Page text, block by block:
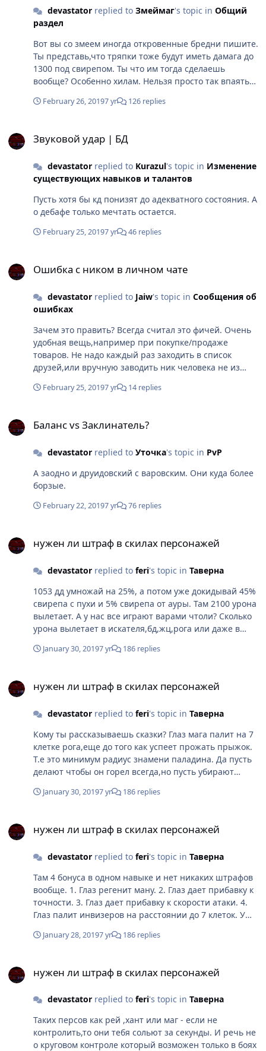
devastatorreplied to Змеймаг's topic in Общий
раздел
Вот вы со змеем иногда откровенные бредни пишите.
Ты представь,что тряпки тоже будут иметь дамага до
1300 под свирепом. Ты что им тогда сделаешь
вообще? Особенно хилам. Нельзя просто так впаять
кажется ,что маг слабый дамагер. Далее по пати
нескольким целям и через удар вешают барьер.
навести. Это еще большой вопрос кто кого там
уложит. А вообще смешно такие темы читать.
автоатаки между физами и магами.. Но постоянно
забываете о том,что у тряпок преимущество по
скиллами перед физами. Как по кд,так и по
February 26, 20197 yr 126 replies
Звуковой удар | БД
devastatorreplied to Kurazul's topic in Изменение
существующих навыков и талантов
Пусть хотя бы кд понизят до адекватного состояния. А
о дебафе только мечтать остается.
February 25, 20197 yr 46 replies
Ошибка с ником в личном чате
devastatorreplied to Jaiw's topic in Сообщения об
ошибках
Зачем это править? Всегда считал это фичей. Очень
удобная вещь,например при покупке/продаже
товаров. Не надо каждый раз заходить в список
друзей,или вручную заводить ник человека не из
February 25, 20197 yr 14 replies
Баланс vs Заклинатель?
devastatorreplied to Уточка's topic in PvP
А заодно и друидовский с варовским. Они куда более
борзые.
February 22, 20197 yr 76 replies
нужен ли штраф в скилах персонажей
devastatorreplied to feri's topic in Таверна
1053 дд умножай на 25%, а потом уже докидывай 45%
свирепа с пухи и 5% свирепа от ауры. Там 2100 урона
вылетает. А у нас все играют варами чтоли? Сколько
урона вылетает в искателя,бд,жц,рога или даже в
Если рей будет еще и щитовиков выносить с
January 30, 20197 yr 186 replies
нужен ли штраф в скилах персонажей
devastatorreplied to feri's topic in Таверна
Кому ты рассказываешь сказки? Глаз мага палит на 7
клетке рога,еще до того как успеет прожать прыжок.
Т.е это минимум радиус знамени паладина. Да пусть
делают чтобы он горел всегда,но пусть убирают
January 30, 20197 yr 186 replies
нужен ли штраф в скилах персонажей
devastatorreplied to feri's topic in Таверна
Там 4 бонуса в одном навыке и нет никаких штрафов
вообще. 1. Глаз регенит ману. 2. Глаз дает прибавку к
точности. 3. Глаз дает прибавку к скорости атаки. 4.
Глаз палит инвизеров на расстоянии до 7 клеток. У
Скилл на 4-4 почти никак не ограничивает
урону. Особенно смешно на фоне глаза и
входящий урон. Какое-то издевательство выходит.
January 28, 20197 yr 186 replies
нужен ли штраф в скилах персонажей
devastatorreplied to feri's topic in Таверна
Таких персов как рей ,хант или маг - если не
контролить,то они тебя сольют за секунды. И речь не
о круговом контроле который возможен только в боях